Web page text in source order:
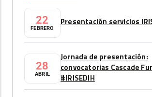
22
FEBRERO
Presentación servicios
28
ABRIL
Jornada de presentación:
convocatorias Cascade
#IRISEDIH